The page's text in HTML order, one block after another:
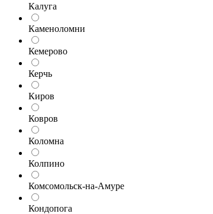
Калуга
Каменоломни
Кемерово
Керчь
Киров
Ковров
Коломна
Колпино
Комсомольск-на-Амуре
Кондопога